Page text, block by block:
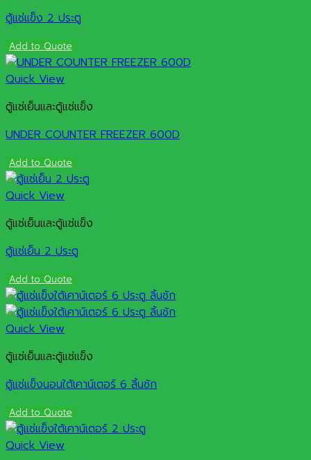
ตู้แช่แข็ง 2 ประตู
Add to Quote
Quick View
ตู้แช่เย็นและตู้แช่แข็ง
UNDER COUNTER FREEZER 600D
Add to Quote
Quick View
ตู้แช่เย็นและตู้แช่แข็ง
ตู้แช่เย็น 2 ประตู
Add to Quote
Quick View
ตู้แช่เย็นและตู้แช่แข็ง
ตู้แช่แข็งนอนใต้เคาน์เตอร์ 6 ลิ้นชัก
Add to Quote
Quick View